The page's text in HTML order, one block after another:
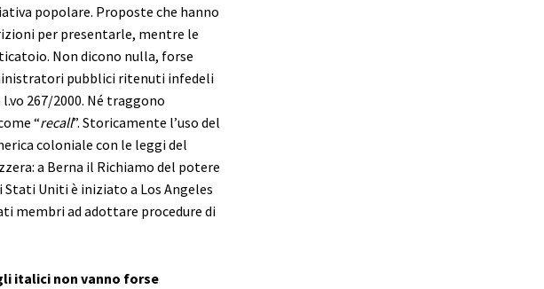
popolare. Proposte che hanno
per presentarle, mentre le
Non dicono nulla, forse
pubblici ritenuti infedeli
267/2000. Né traggono
“recall”. Storicamente l’uso del
coloniale con le leggi del
a Berna il Richiamo del potere
Uniti è iniziato a Los Angeles
membri ad adottare procedure di
italici non vanno forse